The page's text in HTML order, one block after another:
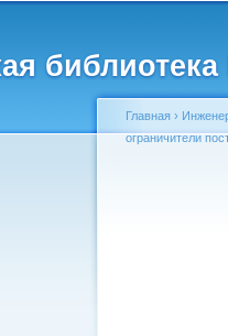
Главная ›
ограничители